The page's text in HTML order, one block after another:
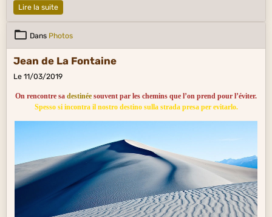
Lire la suite
Dans Photos
Jean de La Fontaine
Le 11/03/2019
On rencontre sa destinée souvent par les chemins que l’on prend pour l’éviter.
Spesso si incontra il nostro destino sulla strada presa per evitarlo.